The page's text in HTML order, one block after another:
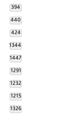
394
440
424
1344
1447
1291
1232
1215
1326